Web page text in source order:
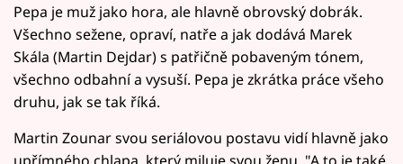
Pepa je muž jako hora, ale hlavně obrovský dobrák.
Všechno sežene, opraví, natře a jak dodává Marek
Skála (Martin Dejdar) s patřičně pobaveným tónem,
všechno odbahní a vysuší. Pepa je zkrátka práce všeho
druhu, jak se tak říká.
Martin Zounar svou seriálovou postavu vidí hlavně jako